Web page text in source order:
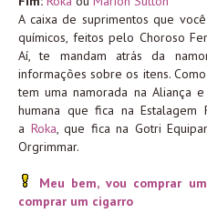
A caixa de suprimentos que
químicos, feitos pelo Choroso
Aí, te mandam atrás da
informações sobre os itens.
tem uma namorada na Aliança
humana que fica na Estalagem
a Roka, que fica na Gotri
Orgrimmar.
Meu bem, vou comprar
comprar um cigarro